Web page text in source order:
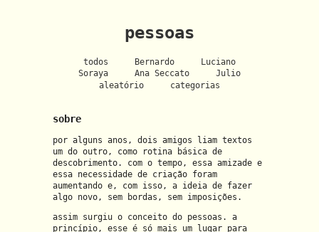
pessoas
todos Bernardo
Luciano
Soraya
Ana Seccato
Julio
aleatório
categorias
sobre
por alguns anos, dois amigos liam textos
um do outro, como rotina básica de
descobrimento. com o tempo, essa amizade e
essa necessidade de criação foram
aumentando e, com isso, a ideia de fazer
algo novo, sem bordas, sem imposições.
assim surgiu o conceito do pessoas. a
princípio, esse é só mais um lugar para